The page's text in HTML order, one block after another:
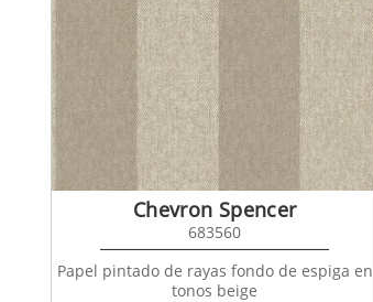
Chevron Spencer
683560
Papel pintado de rayas fondo de espiga en
tonos beige